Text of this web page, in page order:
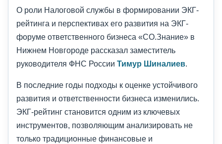
О роли Налоговой службы в формировании ЭКГ-
рейтинга и перспективах его развития на ЭКГ-
форуме ответственного бизнеса «СО.Знание» в
Нижнем Новгороде рассказал заместитель
руководителя ФНС России Тимур Шиналиев.
В последние годы подходы к оценке устойчивого
развития и ответственности бизнеса изменились.
ЭКГ-рейтинг становится одним из ключевых
инструментов, позволяющим анализировать не
только традиционные финансовые и